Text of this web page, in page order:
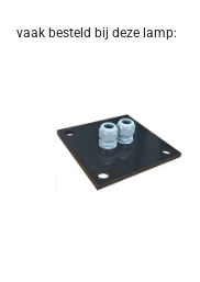
vaak besteld bij deze lamp: